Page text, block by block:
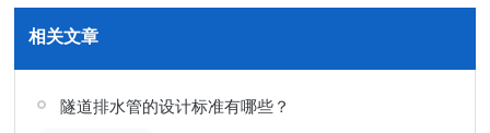
相关文章
隧道排水管的设计标准有哪些？